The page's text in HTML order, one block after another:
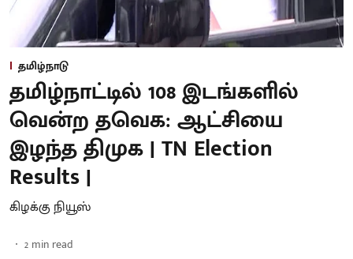
தமிழ்நாடு
தமிழ்நாட்டில் 108 இடங்களில்
வென்ற தவெக: ஆட்சியை
இழந்த திமுக | TN Election
Results |
கிழக்கு நியூஸ்
2 min read